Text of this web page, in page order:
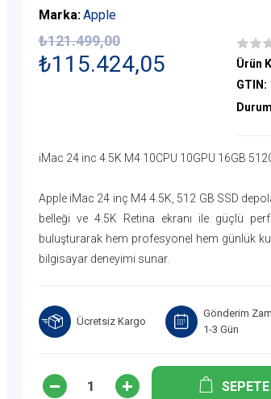
Marka:Apple
₺115.424,05
₺121.499,00
Ürün
GTIN:
iMac 24 inc 4.5K M4 10CPU 10GPU 16GB
Apple iMac 24 inç M4 4.5K, 512 GB SSD
belleği ve 4.5K Retina ekranı ile güçlü
buluşturarak hem profesyonel hem günlük
bilgisayar deneyimi sunar.
Ücretsiz Kargo
Gönderim
1-3 Gün